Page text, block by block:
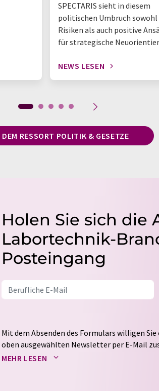
SPECTARIS sieht in diesem
politischen Umbruch sowohl
Risiken als auch positive
für strategische
NEWS LESEN
DEM RESSORT POLITIK & GESETZE
Holen Sie sich die
Labortechnik-
Posteingang
Mit dem Absenden des Formulars willigen Sie
oben ausgewählten Newsletter per E-Mail
weitergegeben. Die Speicherung und
MEHR LESEN